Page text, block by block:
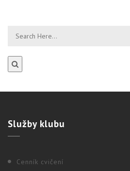
Službyklubu
Cenník cvičení